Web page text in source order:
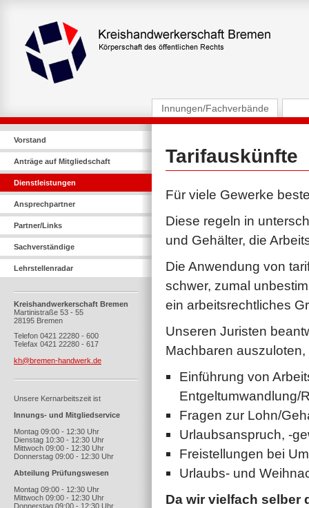
Innungen/Fachverbände
Vorstand
Anträge auf Mitgliedschaft
Dienstleistungen
Ansprechpartner
Partner/Links
Sachverständige
Lehrstellenradar
Kreishandwerkerschaft Bremen
Martinistraße 53 - 55
28195 Bremen
Telefon 0421 22280 - 600
Telefax 0421 22280 - 617
kh@bremen-handwerk.de
Unsere Kernarbeitszeit ist
Innungs- und Mitgliedservice
Montag 09:00 - 12:30 Uhr
Dienstag 10:30 - 12:30 Uhr
Mittwoch 09:00 - 12:30 Uhr
Donnerstag 09:00 - 12:30 Uhr
Abteilung Prüfungswesen
Montag 09:00 - 12:30 Uhr
Mittwoch 09:00 - 12:30 Uhr
Donnerstag 09:00 - 12:30 Uhr
Tarifauskünfte
Für viele Gewerke
Diese regeln in
und Gehälter, die
Die Anwendung von
schwer, zumal
ein arbeitsrechtliches
Unseren Juristen
Machbaren auszuloten,
Einführung von
Entgeltumwandlung/
Fragen zur Lohn/
Urlaubsanspruch, -
Freistellungen bei
Urlaubs- und
Da wir vielfach selber